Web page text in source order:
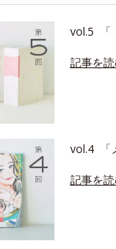
vol.5 「
記事を読
vol.4 「
記事を読